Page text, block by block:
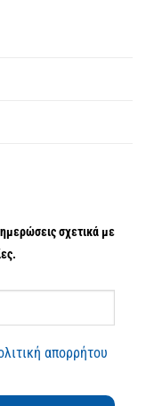
σχετικά με
απορρήτου